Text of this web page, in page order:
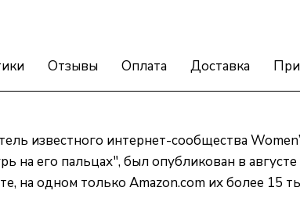
Отзывы Оплата Доставка
известного интернет-сообщества
на его пальцах", был опубликован в
на одном только Amazon.com их более 15